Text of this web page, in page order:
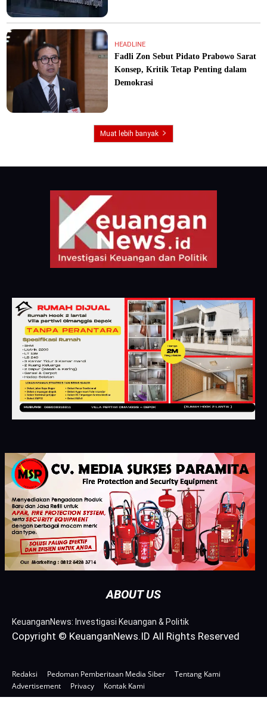
HEADLINE
Fadli Zon Sebut Pidato Prabowo Sarat
Konsep, Kritik Tetap Penting dalam
Demokrasi
Muat lebih banyak
ABOUT US
KeuanganNews: Investigasi Keuangan & Politik
Copyright © KeuanganNews.ID All Rights Reserved
Redaksi Pedoman Pemberitaan Media Siber
Tentang Kami
Advertisement
Privacy Kontak Kami